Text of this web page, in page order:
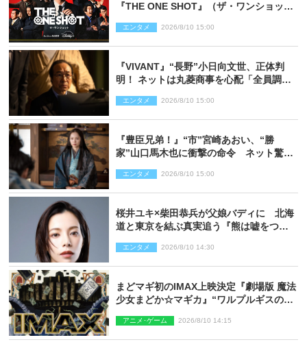
『THE ONE SHOT』（ザ・ワンショッ
を投じる“真の笑い”を見る大会がついに
開幕
エンタメ 2026/8/10 15:00
『VIVANT』“長野”小日向文世、正体判
明！ ネットは丸菱商事を心配「全員調べ
エンタメ 2026/8/10 15:00
『豊臣兄弟！』“市”宮崎あおい、“勝
家”山口馬木也に衝撃の命令 ネット驚き
あり）
エンタメ 2026/8/10 15:00
桜井ユキ×柴田恭兵が父娘バディに 北海
道と東京を結ぶ真実追う『熊は嘘をつか
エンタメ 2026/8/10 14:30
まどマギ初のIMAX上映決定『劇場版 魔法
少女まどか☆マギカ』“ワルプルギスの
アニメ･ゲーム 2026/8/10 14:15